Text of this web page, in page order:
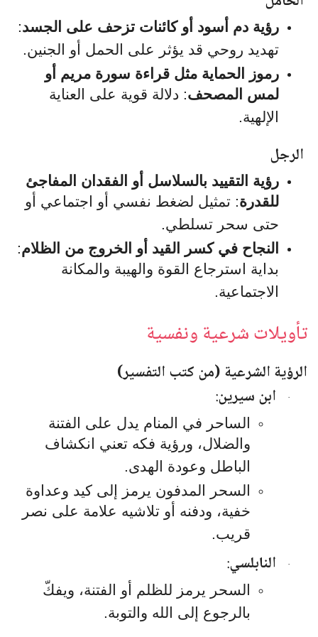
رؤية دم أسود أو كائنات تزحف على الجسد:
تهديد روحي قد يؤثر على الحمل أو الجنين.
رموز الحماية مثل قراءة سورة مريم أو
لمس المصحف: دلالة قوية على العناية
الإلهية.
الرجل
رؤية التقييد بالسلاسل أو الفقدان المفاجئ
للقدرة: تمثيل لضغط نفسي أو اجتماعي أو
حتى سحر تسلطي.
النجاح في كسر القيد أو الخروج من الظلام:
بداية استرجاع القوة والهيبة والمكانة
الاجتماعية.
تأويلات شرعية ونفسية
الرؤية الشرعية (من كتب التفسير)
· ابن سيرين:
الساحر في المنام يدل على الفتنة
والضلال، ورؤية فكه تعني انكشاف
الباطل وعودة الهدى.
السحر المدفون يرمز إلى كيد وعداوة
خفية، ودفنه أو تلاشيه علامة على نصر
قريب.
· النابلسي:
السحر يرمز للظلم أو الفتنة، ويفكّ
بالرجوع إلى الله والتوبة.